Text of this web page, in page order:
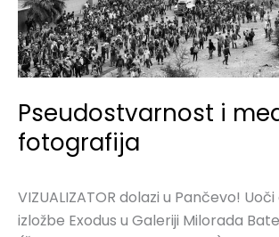
Pseudostvarnost i
fotografija
VIZUALIZATOR dolazi u Pančevo!
izložbe Exodus u Galeriji Milorada